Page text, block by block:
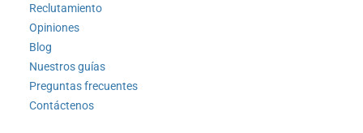
Reclutamiento
Opiniones
Blog
Nuestros guías
Preguntas frecuentes
Contáctenos